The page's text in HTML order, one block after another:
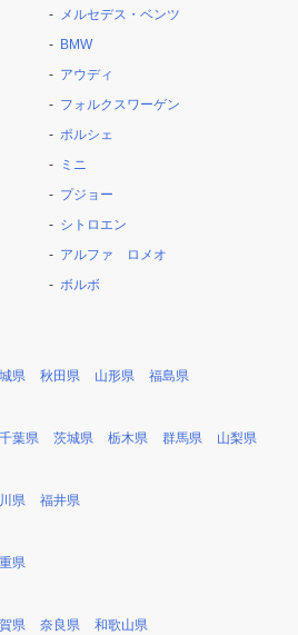
メルセデス・ベンツ
BMW
アウディ
フォルクスワーゲン
ポルシェ
ミニ
プジョー
シトロエン
アルファ ロメオ
ボルボ
県 秋田県 山形県 福島県
千葉県 茨城県 栃木県 群馬県 山梨県
県 福井県
県
県 奈良県 和歌山県